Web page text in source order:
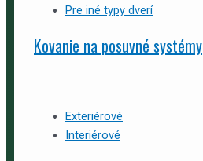
Pre iné typy dverí
Kovanie na posuvné systémy
Exteriérové
Interiérové